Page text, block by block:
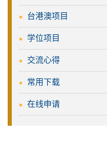
台港澳项目
学位项目
交流心得
常用下载
在线申请